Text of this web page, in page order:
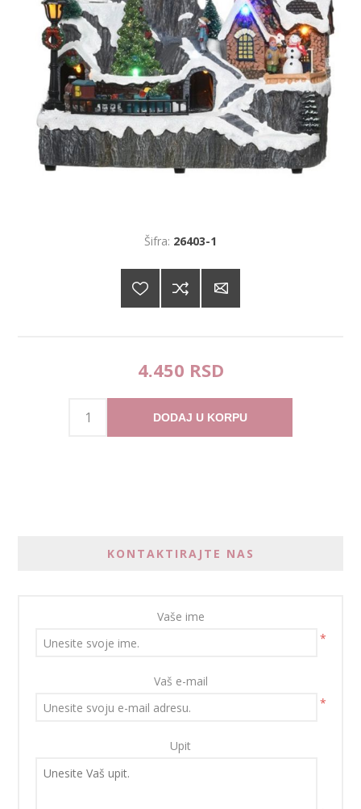
Šifra: 26403-1
4.450 RSD
DODAJ U KORPU
KONTAKTIRAJTE NAS
Vaše ime
*
Vaš e-mail
*
Upit